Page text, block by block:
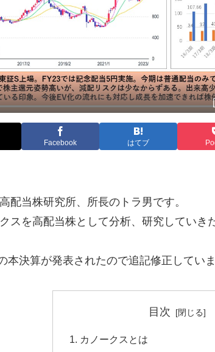
Facebook はてブ
配当株研究所、所長のトラ男です。
スを高配当株として分析、研究していき
本決算が発表されたので追記修正していま
目次
カノークスとは